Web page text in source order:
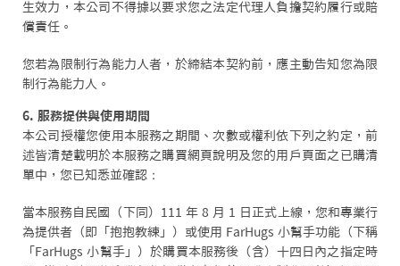
生效力，本公司不得據以要求您之法定代理人負擔契約履行或賠
償責任。
您若為限制行為能力人者，於締結本契約前，應主動告知您為限
制行為能力人。
6. 服務提供與使用期間
本公司授權您使用本服務之期間、次數或權利依下列之約定，前
述皆清楚載明於本服務之購買網頁說明及您的用戶頁面之已購清
單中，您已知悉並確認：
當本服務自民國（下同）111 年 8 月 1 日正式上線，您和專業行
為提供者（即「抱抱教練」）或使用 FarHugs 小幫手功能（下稱
「FarHugs 小幫手」）於購買本服務後（含）十四日內之指定時